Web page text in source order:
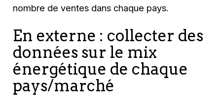
nombre de ventes dans chaque pays.
En externe : collecter des
données sur le mix
énergétique de chaque
pays/marché